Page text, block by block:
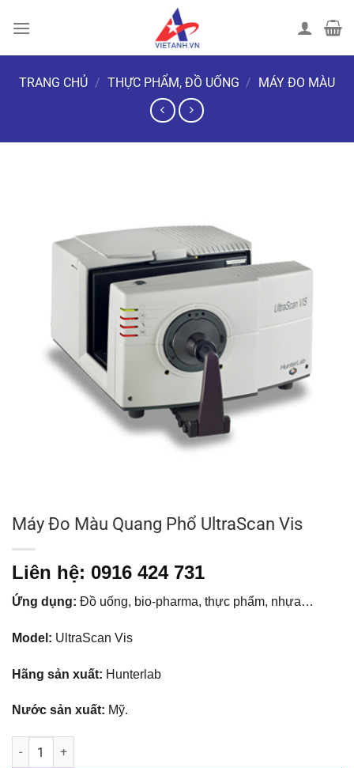
đến
TRANG CHỦ / THỰC PHẨM, ĐỒ UỐNG / MÁY ĐO MÀU
Máy Đo Màu Quang Phổ UltraScan Vis
Liên hệ: 0916 424 731
Ứng dụng: Đồ uống, bio-pharma, thực phẩm, nhựa…
Model: UltraScan Vis
Hãng sản xuất: Hunterlab
Nước sản xuất: Mỹ.
Máy Đo Màu Quang Phổ UltraScan Vis số lượng